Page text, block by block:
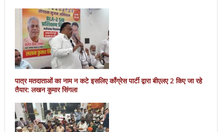
पात्र मतदाताओं का नाम न कटे इसलिए काँग्रेस पार्टी द्वारा बीएलए 2 किए जा रहे
तैयार: लखन कुमार सिंगला